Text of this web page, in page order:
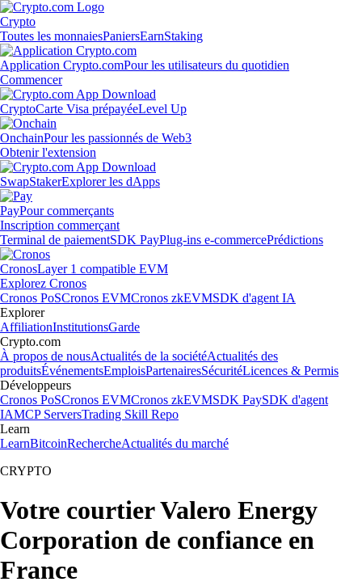
Crypto
Toutes les monnaiesPaniersEarnStaking
Application Crypto.comPour les utilisateurs du quotidien
Commencer
CryptoCarte Visa prépayéeLevel Up
OnchainPour les passionnés de Web3
Obtenir l'extension
SwapStakerExplorer les dApps
PayPour commerçants
Inscription commerçant
Terminal de paiementSDK PayPlug-ins e-commercePrédictions
CronosLayer 1 compatible EVM
Explorez Cronos
Cronos PoSCronos EVMCronos zkEVMSDK d'agent IA
Explorer
AffiliationInstitutionsGarde
Crypto.com
À propos de nousActualités de la sociétéActualités des
produitsÉvénementsEmploisPartenairesSécuritéLicences & Permis
Développeurs
Cronos PoSCronos EVMCronos zkEVMSDK PaySDK d'agent
IAMCP ServersTrading Skill Repo
Learn
LearnBitcoinRechercheActualités du marché
CRYPTO
Votre courtier Valero Energy
Corporation de confiance en
France